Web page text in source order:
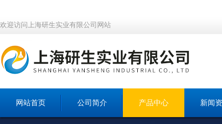
欢迎访问上海研生实业有限公司网站
网站首页 公司简介 产品中心 新闻